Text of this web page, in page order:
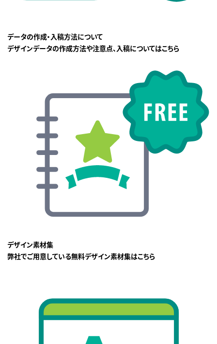
データの作成・入稿方法について
デザインデータの作成方法や注意点、入稿についてはこちら
デザイン素材集
弊社でご用意している無料デザイン素材集はこちら